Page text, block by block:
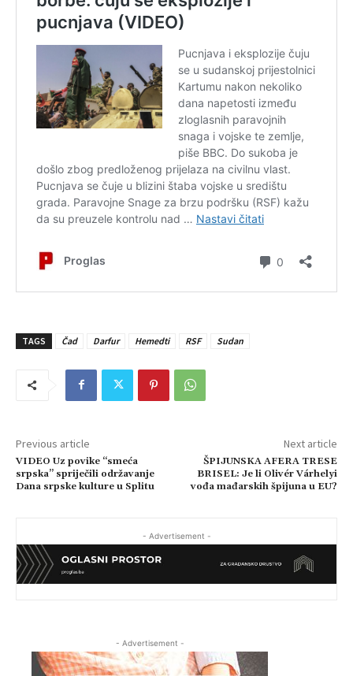
TAGS Čad Darfur Hemedti RSF Sudan
Previous article
VIDEO Uz povike “smeća
srpska” spriječili održavanje
Dana srpske kulture u Splitu
Next article
ŠPIJUNSKA AFERA TRESE
BRISEL: Je li Olivér Várhelyi
vođa mađarskih špijuna u EU?
- Advertisement -
- Advertisement -